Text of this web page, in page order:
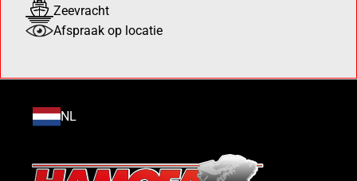
Zeevracht
Afspraak op locatie
NL